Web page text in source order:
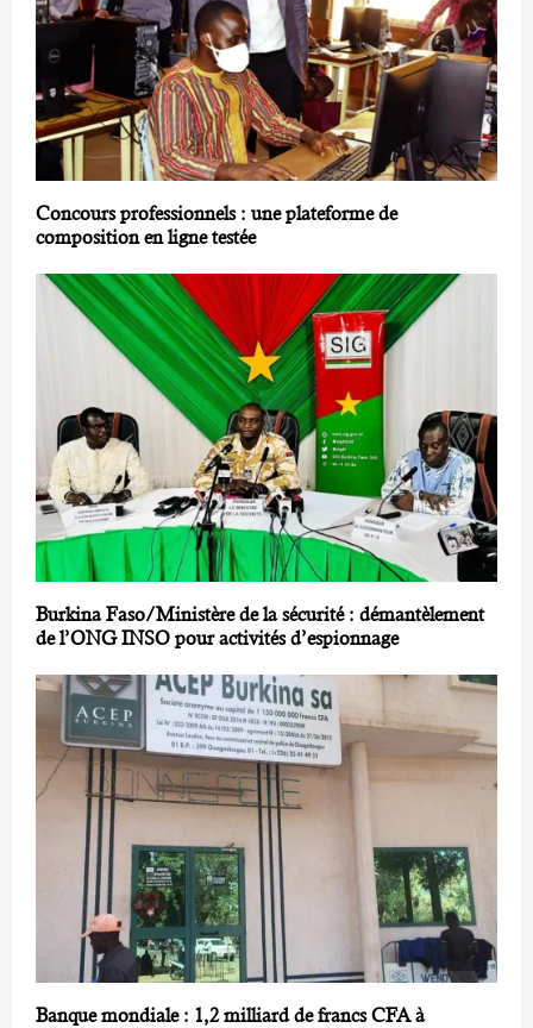
Concours professionnels : une plateforme de
composition en ligne testée
Burkina Faso/Ministère de la sécurité : démantèlement
de l’ONG INSO pour activités d’espionnage
Banque mondiale : 1,2 milliard de francs CFA à